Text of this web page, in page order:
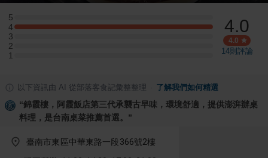
5
5 星：0 則評論
4
4 星：2 則評論
3
3 星：0 則評論
2
2 星：0 則評論
1
1 星：0 則評論
4.0
4.0
14則評論
以下資訊由 AI 從部落客食記彙整整理 了解我們如何精選
“錦霞樓，阿霞飯店第三代承襲古早味，環境舒適，提供澎湃辦桌
料理，是台南桌菜推薦首選。 ”
臺南市東區中華東路一段366號2樓